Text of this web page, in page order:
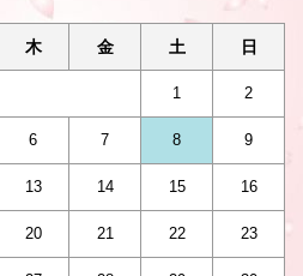
木 金 土 日
1 2
6 7 8 9
13 14 15 16
20 21 22 23